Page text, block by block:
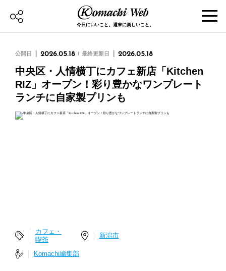
今日にいいこと。週末に楽しいこと。
公開日 2026.05.18 最終更新日 2026.05.18
中央区・人情横丁にカフェ新店「Kitchen
RIZ」オープン！彩り豊かなワンプレート
ランチに自家製プリンも
カフェ・
喫茶
新潟市
Komachi編集部